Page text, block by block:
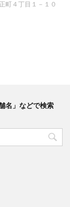
町４丁目１－１０
名」などで検索